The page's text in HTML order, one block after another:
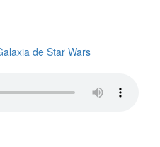
de Star Wars